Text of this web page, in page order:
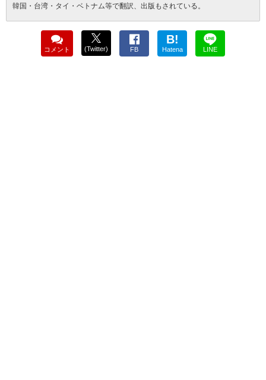
韓国・台湾・タイ・ベトナム等で翻訳、出版もされている。
コメント (Twitter) FB
B!
Hatena LINE